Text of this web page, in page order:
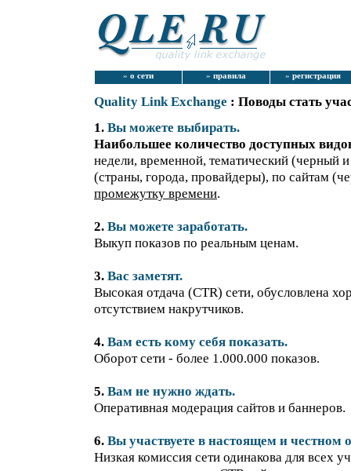
» о сети » правила » регистрация
Quality Link Exchange : Поводы стать
1. Вы можете выбирать.
Наибольшее количество доступных
недели, временной, тематический (черный
(страны, города, провайдеры), по сайтам
промежутку времени.
2. Вы можете заработать.
Выкуп показов по реальным ценам.
3. Вас заметят.
Высокая отдача (CTR) сети, обусловлена
отсутствием накрутчиков.
4. Вам есть кому себя показать.
Оборот сети - более 1.000.000 показов.
5. Вам не нужно ждать.
Оперативная модерация сайтов и баннеров.
6. Вы участвуете в настоящем и честном
Низкая комиссия сети одинакова для всех